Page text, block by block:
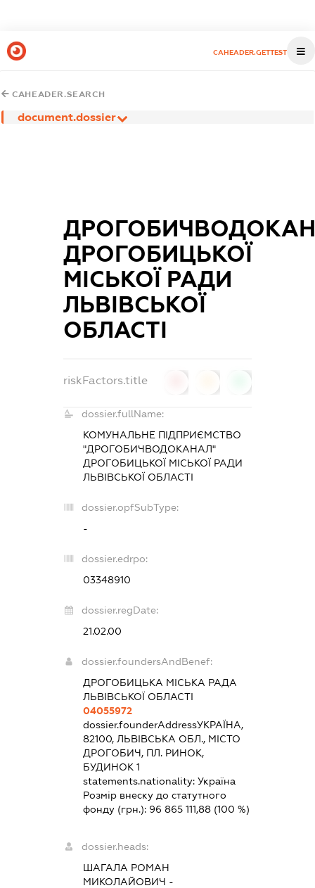
CAHEADER.GETTEST
CAHEADER.SEARCH
document.dossier
ДРОГОБИЦЬКОЇ
МІСЬКОЇ РАДИ
ЛЬВІВСЬКОЇ
ОБЛАСТІ
riskFactors.title
dossier.fullName:
КОМУНАЛЬНЕ ПІДПРИЄМСТВО
"ДРОГОБИЧВОДОКАНАЛ"
ДРОГОБИЦЬКОЇ МІСЬКОЇ РАДИ
ЛЬВІВСЬКОЇ ОБЛАСТІ
dossier.opfSubType:
-
dossier.edrpo:
03348910
dossier.regDate:
21.02.00
dossier.foundersAndBenef:
ДРОГОБИЦЬКА МІСЬКА РАДА
ЛЬВІВСЬКОЇ ОБЛАСТІ
04055972
dossier.founderAddressУКРАЇНА,
82100, ЛЬВІВСЬКА ОБЛ., МІСТО
ДРОГОБИЧ, ПЛ. РИНОК,
БУДИНОК 1
statements.nationality: Україна
Розмір внеску до статутного
фонду (грн.): 96 865 111,88(100 %)
dossier.heads:
ШАГАЛА РОМАН
МИКОЛАЙОВИЧ -